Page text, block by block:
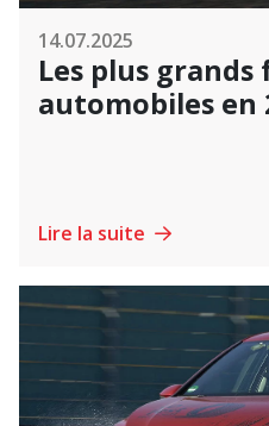
14.07.2025
Les plus
automobiles en
Lire la suite